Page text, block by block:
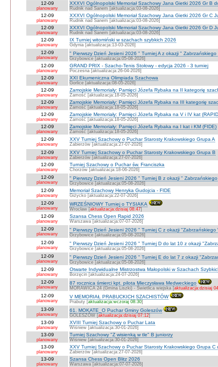
12-09
planowany
XXXVI Ogólnopolski Memoriał Szachowy Jana Gietki 2026 Gr B
Rudnik nad Sanem [aktualizacja:03-08-2026]
12-09
planowany
XXXVI Ogólnopolski Memoriał Szachowy Jana Gietki 2026 Gr C
Rudnik nad Sanem [aktualizacja:03-08-2026]
12-09
planowany
XXXVI Ogólnopolski Memoriał Szachowy Jana Gietki 2026 Gr D
Rudnik nad Sanem [aktualizacja:03-08-2026]
12-09
planowany
IX Turniej witomiński w szachach szybkich 2026
Gdynia [aktualizacja:13-03-2026]
12-09
planowany
" Pierwszy Dzień Jesieni 2026 " Turniej A z okazji " Zabrzańskiego
Grzybowice [aktualizacja:05-08-2026]
12-09
planowany
GRAND PRIX - Szacho-Tenis Stołowy - edycja 2026 - 3 turniej
Poczesna [aktualizacja:26-04-2026]
12-09
planowany
XXI Ekumeniczna Olimpiada Szachowa
Gorlice [aktualizacja:08-05-2026]
12-09
planowany
Zamojskie Memoriały: Pamięci Józefa Rybaka na II kategorię
Zamość [aktualizacja:18-05-2026]
12-09
planowany
Zamojskie Memoriały: Pamięci Józefa Rybaka na III kategorię
Zamość [aktualizacja:18-05-2026]
12-09
planowany
Zamojskie Memoriały: Pamięci Józefa Rybaka na V i IV kat
Zamość [aktualizacja:18-05-2026]
12-09
planowany
Zamojskie Memoriały: Pamięci Józefa Rybaka na I kat i KM (FIDE)
Zamość [aktualizacja:18-05-2026]
12-09
planowany
XXV Turniej Szachowy o Puchar Starosty Krakowskiego Grupa A
Zabierzów [aktualizacja:27-07-2026]
12-09
planowany
XXV Turniej Szachowy o Puchar Starosty Krakowskiego Grupa B
Zabierzów [aktualizacja:27-07-2026]
12-09
planowany
Turniej Szachowy o Puchar św. Franciszka
Chorzów [aktualizacja:18-06-2026]
12-09
planowany
" Pierwszy Dzień Jesieni 2026 " Turniej B z okazji "
Grzybowice [aktualizacja:05-08-2026]
12-09
planowany
Memoriał Szachowy Henryka Gudojcia - FIDE
Giżycko [aktualizacja:22-07-2026]
12-09
planowany
WRZEŚNIOWY Turniej o TYSIAKA
Wrocław [aktualizacja:dzisiaj 08:47]
12-09
planowany
Szansa Chess Open Rapid 2026
Warszawa [aktualizacja:07-07-2026]
12-09
planowany
" Pierwszy Dzień Jesieni 2026 " Turniej C z okazji "Zabrzańskiego
Grzybowice [aktualizacja:05-08-2026]
12-09
planowany
" Pierwszy Dzień Jesieni 2026 " Turniej D do lat 10 z okazji
Grzybowice [aktualizacja:05-08-2026]
12-09
planowany
" Pierwszy Dzień Jesieni 2026 " Turniej E do lat 7 z okazji
Grzybowice [aktualizacja:05-08-2026]
12-09
planowany
Otwarte Indywidualne Mistrzostwa Małopolski w Szachach
Borzęcin [aktualizacja:24-07-2026]
12-09
planowany
87 rocznica śmierci kpt. pilota Mieczysława Medweckiego
MORAWICA 24 (Gmina Liszki) - Świetlica wiejska [aktualizacja:dzisiaj
12-09
planowany
V MEMORIAŁ PRABUCKICH SZACHISTÓW
Prabuty [aktualizacja:wczoraj 08:30]
13-09
planowany
61. MOKATE_O Puchar Gminy Goleszów
GOLESZÓW [aktualizacja:dzisiaj 07:12]
13-09
planowany
XVIII Turniej Szachowy o Puchar Lata
Wiśniew [aktualizacja:30-01-2026]
13-09
planowany
Turniej Szachowy "Z wisienką w tle" B juniorzy
Wiśniew [aktualizacja:30-01-2026]
13-09
planowany
XXV Turniej Szachowy o Puchar Starosty Krakowskiego Grupa C
Zabierzów [aktualizacja:27-07-2026]
13-09
planowany
Szansa Chess Open Blitz 2026
Warszawa [aktualizacja:07-07-2026]